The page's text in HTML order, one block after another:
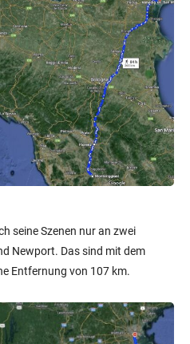
seine Szenen nur an zwei
Newport. Das sind mit dem
Entfernung von 107 km.